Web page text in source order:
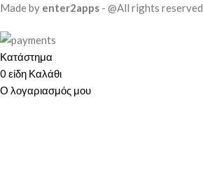
Made by enter2apps - @All rights reserved
Κατάστημα
0 είδη Καλάθι
Ο λογαριασμός μου